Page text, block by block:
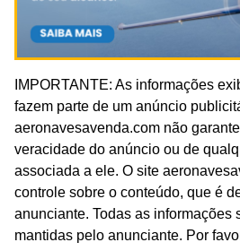
IMPORTANTE: As informações
fazem parte de um anúncio
aeronavesavenda.com não
veracidade do anúncio ou de
associada a ele. O site
controle sobre o conteúdo, que é
anunciante. Todas as informações
mantidas pelo anunciante. Por